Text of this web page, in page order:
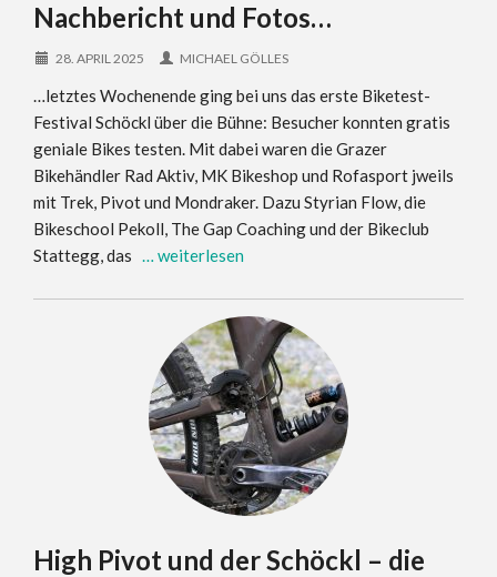
Nachbericht und Fotos…
28. APRIL 2025 MICHAEL GÖLLES
…letztes Wochenende ging bei uns das erste Biketest-
Festival Schöckl über die Bühne: Besucher konnten gratis
geniale Bikes testen. Mit dabei waren die Grazer
Bikehändler Rad Aktiv, MK Bikeshop und Rofasport jweils
mit Trek, Pivot und Mondraker. Dazu Styrian Flow, die
Bikeschool Pekoll, The Gap Coaching und der Bikeclub
Stattegg, das … weiterlesen
High Pivot und der Schöckl – die